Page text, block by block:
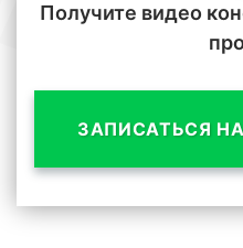
Получите видео
ЗАПИСАТЬСЯ